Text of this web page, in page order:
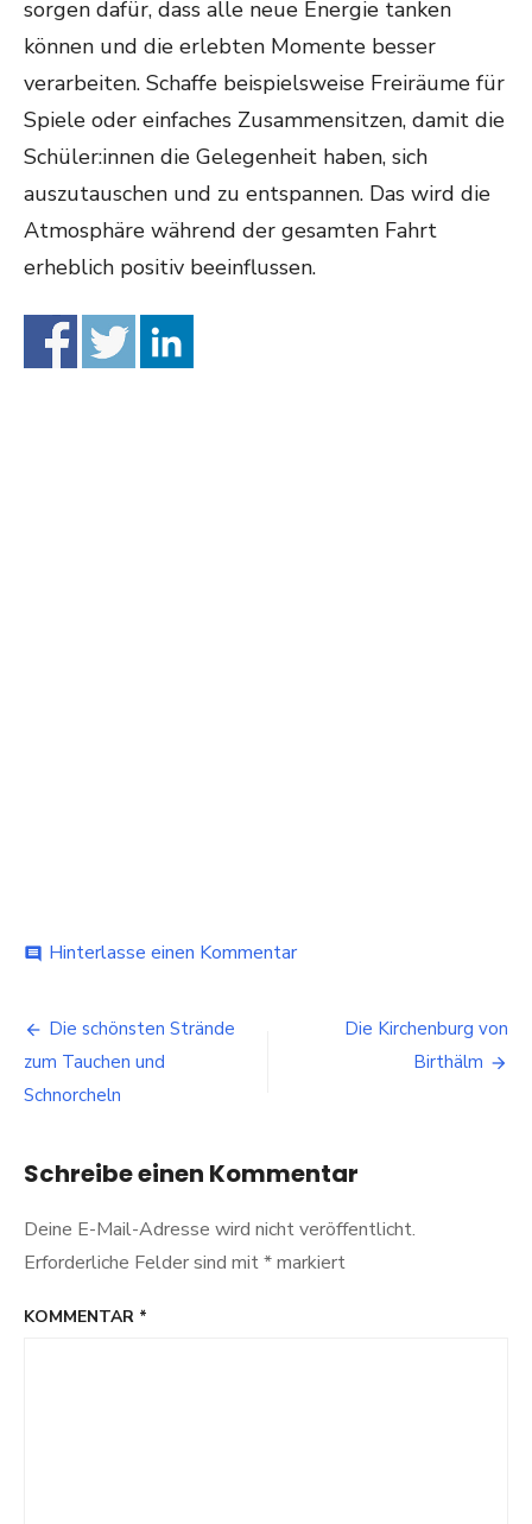
sorgen dafür, dass alle neue Energie tanken
können und die erlebten Momente besser
verarbeiten. Schaffe beispielsweise Freiräume für
Spiele oder einfaches Zusammensitzen, damit die
Schüler:innen die Gelegenheit haben, sich
auszutauschen und zu entspannen. Das wird die
Atmosphäre während der gesamten Fahrt
erheblich positiv beeinflussen.
comment Hinterlasse einen Kommentarbei
Organisation
Beitragsnavigation
Die schönsten Strände
zum Tauchen und
Schnorcheln
Die Kirchenburg von
Birthälm
Schreibe einen Kommentar
Deine E-Mail-Adresse wird nicht veröffentlicht.
Erforderliche Felder sind mit*markiert
KOMMENTAR *